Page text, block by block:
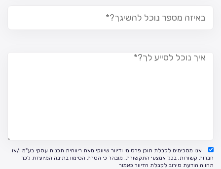
אנו מסכימים לקבלת תוכן פרסומי ודיוור שיווקי מאת ריווחית תכנות עסקי בע"מ ו/או
חברות קשורות, בכל אמצעי התקשורת. מובהר כי הסרת הסימון בתיבה המיועדת לכך
תהווה הודעת סירוב לקבלת הדיוור כאמור